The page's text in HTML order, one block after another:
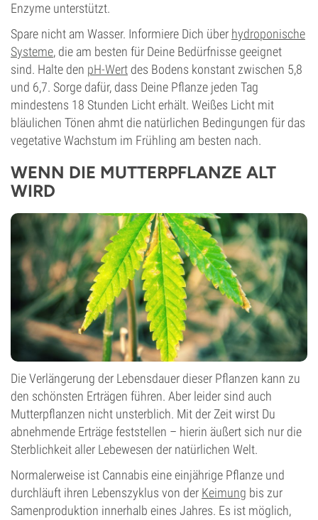
Enzyme unterstützt.
Spare nicht am Wasser. Informiere Dich über hydroponische
Systeme, die am besten für Deine Bedürfnisse geeignet
sind. Halte den pH-Wert des Bodens konstant zwischen 5,8
und 6,7. Sorge dafür, dass Deine Pflanze jeden Tag
mindestens 18 Stunden Licht erhält. Weißes Licht mit
bläulichen Tönen ahmt die natürlichen Bedingungen für das
vegetative Wachstum im Frühling am besten nach.
WENN DIE MUTTERPFLANZE ALT
WIRD
Die Verlängerung der Lebensdauer dieser Pflanzen kann zu
den schönsten Erträgen führen. Aber leider sind auch
Mutterpflanzen nicht unsterblich. Mit der Zeit wirst Du
abnehmende Erträge feststellen – hierin äußert sich nur die
Sterblichkeit aller Lebewesen der natürlichen Welt.
Normalerweise ist Cannabis eine einjährige Pflanze und
durchläuft ihren Lebenszyklus von der Keimung bis zur
Samenproduktion innerhalb eines Jahres. Es ist möglich,